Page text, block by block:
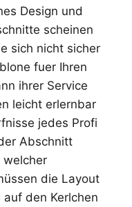
Design und
scheinen
sich nicht sicher
fuer Ihren
ihrer Service
leicht erlernbar
jedes Profi
Abschnitt
welcher
die Layout
den Kerlchen